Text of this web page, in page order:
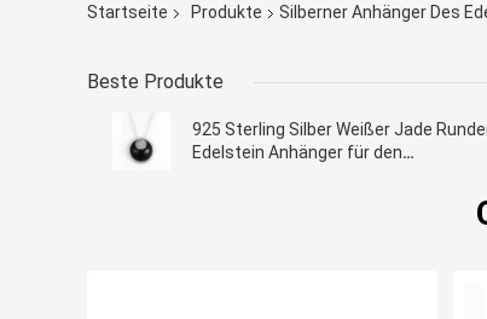
Startseite Produkte Silberner Anhänger Des
Beste Produkte
925 Sterling Silber Weißer Jade
Edelstein Anhänger für den